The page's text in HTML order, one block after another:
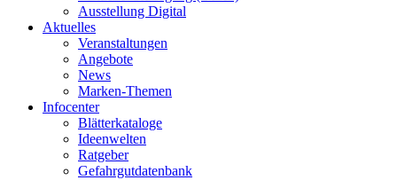
Ausstellung Digital
Aktuelles
Veranstaltungen
Angebote
News
Marken-Themen
Infocenter
Blätterkataloge
Ideenwelten
Ratgeber
Gefahrgutdatenbank